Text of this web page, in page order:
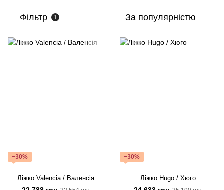
Фільтр 1 За популярністю
−30%
Ліжко Valencia / Валенсія
−30%
Ліжко Hugo / Хюго